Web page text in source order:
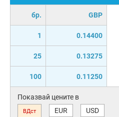
бр. GBP
1 0.14400
25 0.13275
100 0.11250
Показвай цените в
ВДст EUR USD